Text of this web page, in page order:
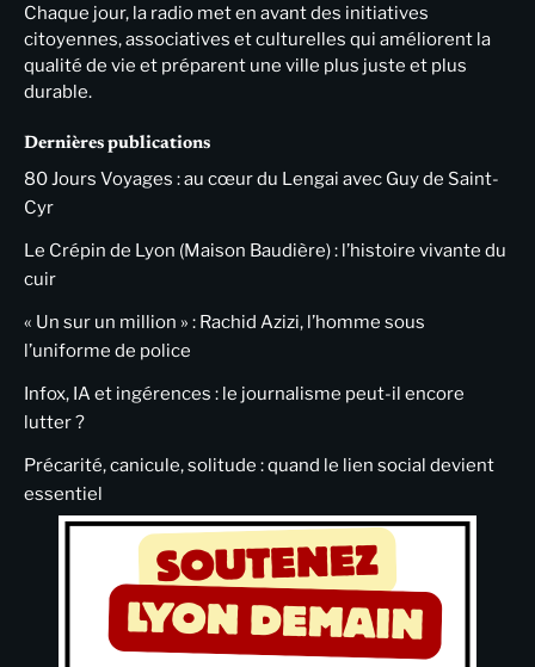
Chaque jour, la radio met en avant des initiatives
citoyennes, associatives et culturelles qui améliorent la
qualité de vie et préparent une ville plus juste et plus
durable.
Dernières publications
80 Jours Voyages : au cœur du Lengai avec Guy de Saint-
Cyr
Le Crépin de Lyon (Maison Baudière) : l’histoire vivante du
cuir
« Un sur un million » : Rachid Azizi, l’homme sous
l’uniforme de police
Infox, IA et ingérences : le journalisme peut-il encore
lutter ?
Précarité, canicule, solitude : quand le lien social devient
essentiel